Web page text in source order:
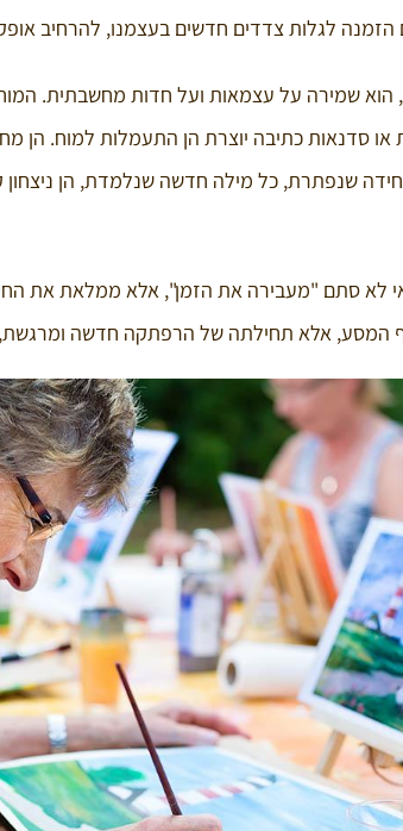
הזמנה לגלות צדדים חדשים בעצמנו, להרחיב
הוא שמירה על עצמאות ועל חדות מחשבתית.
או סדנאות כתיבה יוצרת הן התעמלות למוח. הן
שנפתרת, כל מילה חדשה שנלמדת, הן ניצחון
לא סתם "מעבירה את הזמן", אלא ממלאת את
המסע, אלא תחילתה של הרפתקה חדשה ומרגשת,